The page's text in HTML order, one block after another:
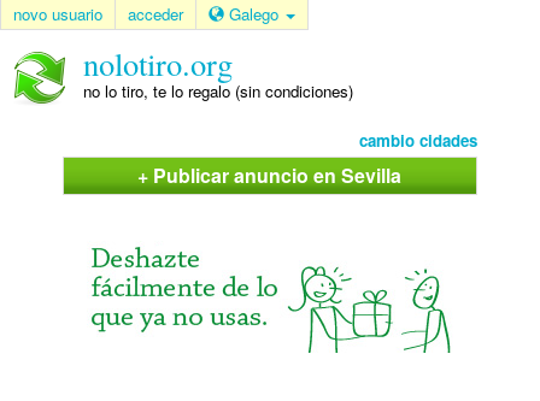
novo usuario acceder Galego
nolotiro.org
no lo tiro, te lo regalo (sin condiciones)
cambio cidades
+ Publicar anuncio en Sevilla